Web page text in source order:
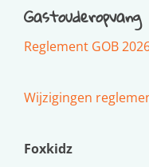
Gastouderopvang
Reglement GOB
Wijzigingen
Foxkidz